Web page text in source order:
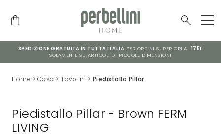
SPEDIZIONE GRATUITA IN TUTTA ITALIA PER ORDINI SUPERIORI AI 175€
SOLAMENTE SU ARTICOLI DI PICCOLE DIMENSIONI
Home > Casa > Tavolini > Piedistallo Pillar
Piedistallo Pillar - Brown FERM
LIVING